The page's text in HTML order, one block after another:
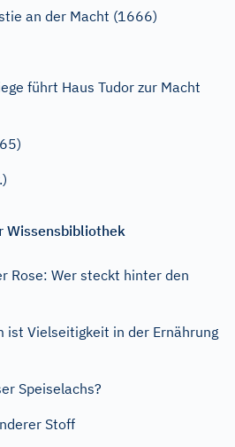
an der Macht (1666)
führt Haus Tudor zur Macht
Wissensbibliothek
Rose: Wer steckt hinter den
ist Vielseitigkeit in der Ernährung
Speiselachs?
Stoff